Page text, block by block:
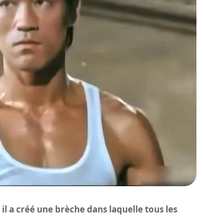
a créé une brèche dans laquelle tous les